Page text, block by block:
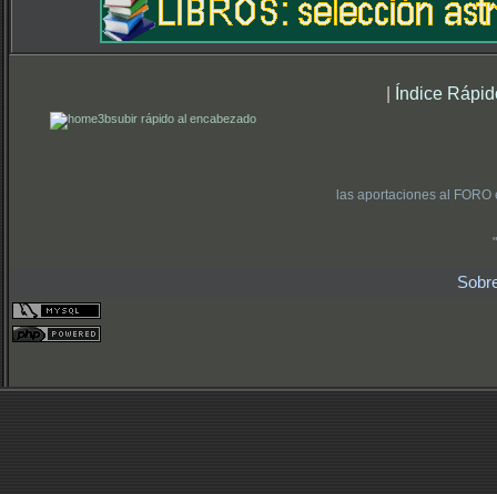
| Índice
subir rápido al encabezado
las aportaciones al